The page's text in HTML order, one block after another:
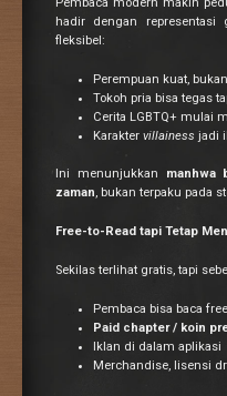
hadir dengan representasi
fleksibel:
Perempuan kuat,
Tokoh pria bisa tegas
Cerita LGBTQ+ mulai
Karakter villainess jadi
Ini menunjukkan
manhwa
zaman, bukan terpaku pada
Free-to-Read tapi Tetap
Sekilas terlihat gratis, tapi
Pembaca bisa baca
Paid chapter / koin
Iklan di dalam aplikasi
Merchandise, lisensi